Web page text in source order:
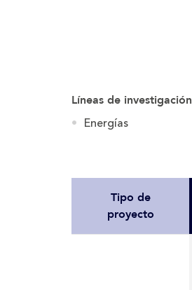
Líneas de investigación
Energías
Tipo de
proyecto